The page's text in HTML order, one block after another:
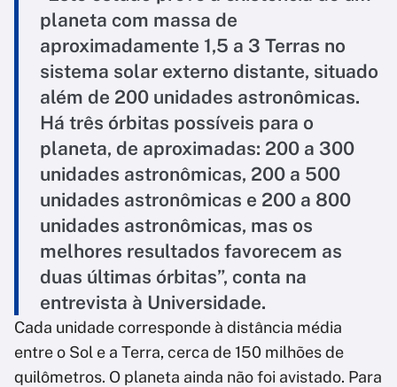
planeta com massa de
aproximadamente 1,5 a 3 Terras no
sistema solar externo distante, situado
além de 200 unidades astronômicas.
Há três órbitas possíveis para o
planeta, de aproximadas: 200 a 300
unidades astronômicas, 200 a 500
unidades astronômicas e 200 a 800
unidades astronômicas, mas os
melhores resultados favorecem as
duas últimas órbitas”, conta na
entrevista à Universidade.
Cada unidade corresponde à distância média
entre o Sol e a Terra, cerca de 150 milhões de
quilômetros. O planeta ainda não foi avistado. Para